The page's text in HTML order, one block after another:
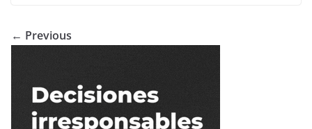
← Previous